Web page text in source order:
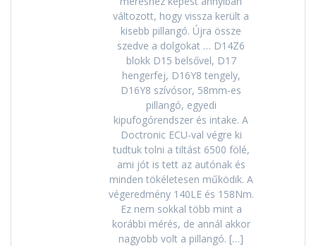
változott, hogy vissza került a
kisebb pillangó. Újra össze
szedve a dolgokat … D14Z6
blokk D15 belsővel, D17
hengerfej, D16Y8 tengely,
D16Y8 szívósor, 58mm-es
pillangó, egyedi
kipufogórendszer és intake. A
Doctronic ECU-val végre ki
tudtuk tolni a tiltást 6500 fölé,
ami jót is tett az autónak és
minden tökéletesen működik. A
végeredmény 140LE és 158Nm.
Ez nem sokkal több mint a
korábbi mérés, de annál akkor
nagyobb volt a pillangó. […]